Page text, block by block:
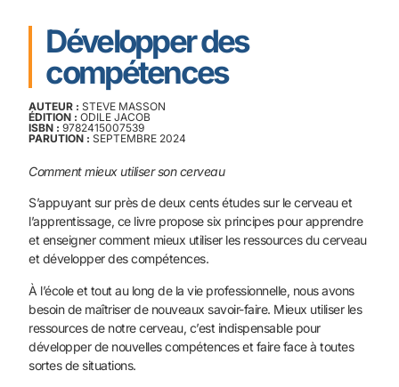
Développer des
compétences
AUTEUR :STEVE MASSON
ÉDITION :ODILE JACOB
ISBN : 9782415007539
PARUTION :SEPTEMBRE 2024
Comment mieux utiliser son cerveau
S’appuyant sur près de deux cents études sur le cerveau et
l’apprentissage, ce livre propose six principes pour apprendre
et enseigner comment mieux utiliser les ressources du cerveau
et développer des compétences.
À l’école et tout au long de la vie professionnelle, nous avons
besoin de maîtriser de nouveaux savoir-faire. Mieux utiliser les
ressources de notre cerveau, c’est indispensable pour
développer de nouvelles compétences et faire face à toutes
sortes de situations.